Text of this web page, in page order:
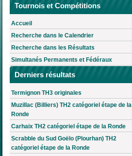
Tournois et Compétitions
Accueil
Recherche dans le Calendrier
Recherche dans les Résultats
Simultanés Permanents et Fédéraux
Derniers résultats
Termignon TH3 originales
Muzillac (Billiers) TH2 catégoriel étape de la
Ronde
Carhaix TH2 catégoriel étape de la Ronde
Scrabble du Sud Goëlo (Plourhan) TH2
catégoriel étape de la Ronde